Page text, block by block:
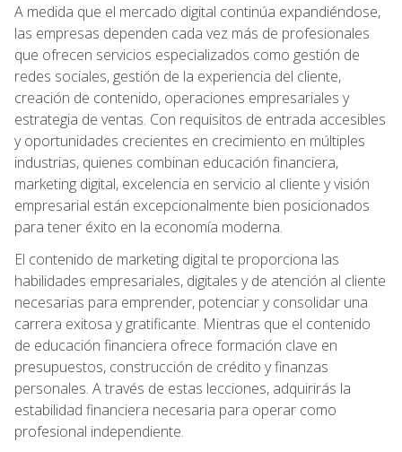
A medida que el mercado digital continúa expandiéndose,
las empresas dependen cada vez más de profesionales
que ofrecen servicios especializados como gestión de
redes sociales, gestión de la experiencia del cliente,
creación de contenido, operaciones empresariales y
estrategia de ventas. Con requisitos de entrada accesibles
y oportunidades crecientes en crecimiento en múltiples
industrias, quienes combinan educación financiera,
marketing digital, excelencia en servicio al cliente y visión
empresarial están excepcionalmente bien posicionados
para tener éxito en la economía moderna.
El contenido de marketing digital te proporciona las
habilidades empresariales, digitales y de atención al cliente
necesarias para emprender, potenciar y consolidar una
carrera exitosa y gratificante. Mientras que el contenido
de educación financiera ofrece formación clave en
presupuestos, construcción de crédito y finanzas
personales. A través de estas lecciones, adquirirás la
estabilidad financiera necesaria para operar como
profesional independiente.